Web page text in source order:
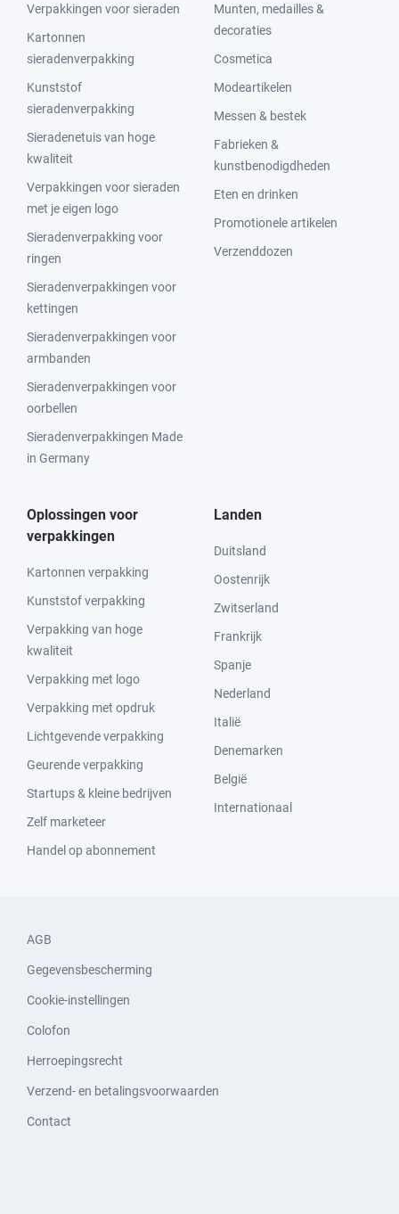
Verpakkingen voor sieraden
Kartonnen
sieradenverpakking
Kunststof
sieradenverpakking
Sieradenetuis van hoge
kwaliteit
Verpakkingen voor sieraden
met je eigen logo
Sieradenverpakking voor
ringen
Sieradenverpakkingen voor
kettingen
Sieradenverpakkingen voor
armbanden
Sieradenverpakkingen voor
oorbellen
Sieradenverpakkingen Made
in Germany
Munten, medailles &
decoraties
Cosmetica
Modeartikelen
Messen & bestek
Fabrieken &
kunstbenodigdheden
Eten en drinken
Promotionele artikelen
Verzenddozen
Oplossingen voor
verpakkingen
Kartonnen verpakking
Kunststof verpakking
Verpakking van hoge
kwaliteit
Verpakking met logo
Verpakking met opdruk
Lichtgevende verpakking
Geurende verpakking
Startups & kleine bedrijven
Zelf marketeer
Handel op abonnement
Landen
Duitsland
Oostenrijk
Zwitserland
Frankrijk
Spanje
Nederland
Italië
Denemarken
België
Internationaal
AGB
Gegevensbescherming
Cookie-instellingen
Colofon
Herroepingsrecht
Verzend- en betalingsvoorwaarden
Contact